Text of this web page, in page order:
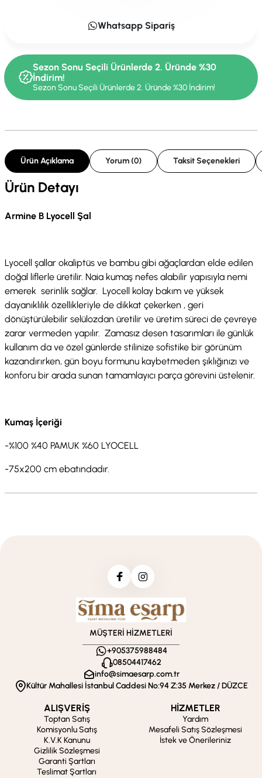
Whatsapp Sipariş
Sezon Sonu Seçili Ürünlerde 2. Üründe %30
İndirim!
Sezon Sonu Seçili Ürünlerde 2. Üründe %30 İndirim!
Ürün Açıklama Yorum (0) Taksit Seçenekleri
Ürün Detayı
Armine B Lyocell Şal
Lyocell şallar okaliptüs ve bambu gibi ağaçlardan elde edilen
doğal liflerle üretilir. Naia kumaş nefes alabilir yapısıyla nemi
emerek serinlik sağlar. Lyocell kolay bakım ve yüksek
dayanıklılık özellikleriyle de dikkat çekerken , geri
dönüştürülebilir selülozdan üretilir ve üretim süreci de çevreye
zarar vermeden yapılır. Zamasız desen tasarımları ile günlük
kullanım da ve özel günlerde stilinize sofistike bir görünüm
kazandırırken, gün boyu formunu kaybetmeden şıklığınızı ve
konforu bir arada sunan tamamlayıcı parça görevini üstelenir.
Kumaş İçeriği
-%100 %40 PAMUK %60 LYOCELL
-75x200 cm ebatındadır.
MÜŞTERİ HİZMETLERİ
+905375988484
08504417462
info@simaesarp.com.tr
Kültür Mahallesi İstanbul Caddesi No:94 Z:35 Merkez / DÜZCE
ALIŞVERİŞ
Toptan Satış
Komisyonlu Satış
K.V.K Kanunu
Gizlilik Sözleşmesi
Garanti Şartları
Teslimat Şartları
HİZMETLER
Yardım
Mesafeli Satış Sözleşmesi
İstek ve Önerileriniz